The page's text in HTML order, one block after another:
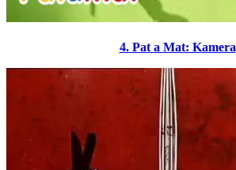
4. Pat a Mat: Kamera